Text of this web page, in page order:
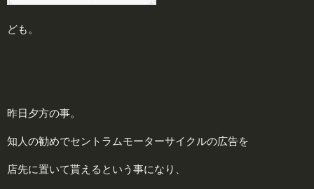
ども。
昨日夕方の事。
知人の勧めでセントラムモーターサイクルの広告を
店先に置いて貰えるという事になり、